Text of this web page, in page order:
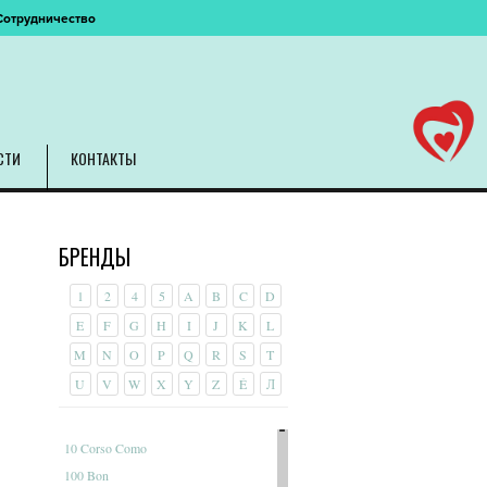
КОНТАКТЫ
БРЕНДЫ
1 2 4 5 A B C
D
E
F G H I J K
L
M
N O P Q R S
T
U
V W X Y Z É Л
10 Corso Como
100 Bon